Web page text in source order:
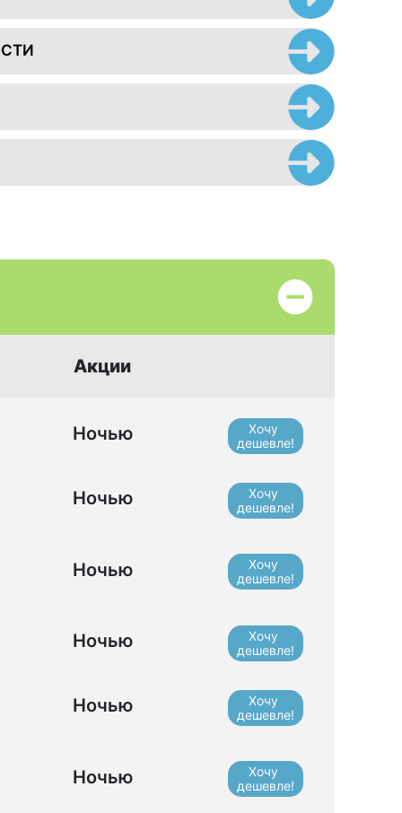
Акции
Ночью
Хочу
дешевле!
Ночью
Хочу
дешевле!
Ночью
Хочу
дешевле!
Ночью
Хочу
дешевле!
Ночью
Хочу
дешевле!
Ночью
Хочу
дешевле!